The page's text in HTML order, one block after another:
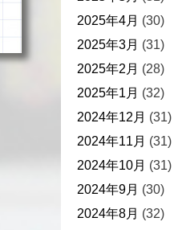
2025年4月 (30)
2025年3月 (31)
2025年2月 (28)
2025年1月 (32)
2024年12月 (31)
2024年11月 (31)
2024年10月 (31)
2024年9月 (30)
2024年8月 (32)